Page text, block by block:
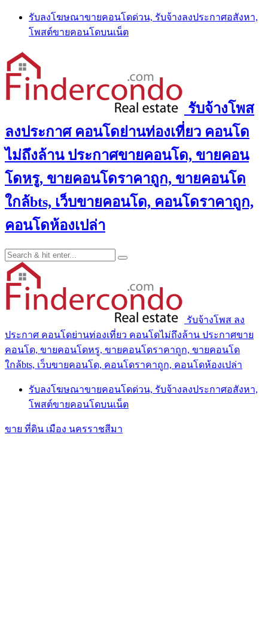
Skip
content
รับลงโฆษณาขายคอนโดด่วน, รับจ้างลงประกาศอสังหา,
โพสต์ขายคอนโดบนเน็ต
รับจ้างโพส
ลงประกาศ คอนโดย่านท่องเที่ยว คอนโด
ไม่ถึงล้าน ประกาศขายคอนโด, ขายคอน
โดหรู, ขายคอนโดราคาถูก, ขายคอนโด
ใกล้bts, เว็บขายคอนโด, คอนโดราคาถูก,
คอนโดห้องเปล่า
รับจ้างโพส ลง
ประกาศ คอนโดย่านท่องเที่ยว คอนโดไม่ถึงล้าน ประกาศขาย
คอนโด, ขายคอนโดหรู, ขายคอนโดราคาถูก, ขายคอนโด
ใกล้bts, เว็บขายคอนโด, คอนโดราคาถูก, คอนโดห้องเปล่า
รับลงโฆษณาขายคอนโดด่วน, รับจ้างลงประกาศอสังหา,
โพสต์ขายคอนโดบนเน็ต
ขาย ที่ดิน เมือง นครราชสีมา